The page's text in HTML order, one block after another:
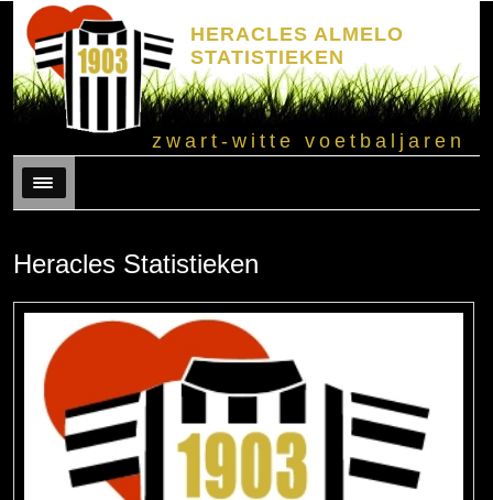
HERACLES ALMELO
STATISTIEKEN
zwart-witte voetbaljaren
Menu
Heracles Statistieken